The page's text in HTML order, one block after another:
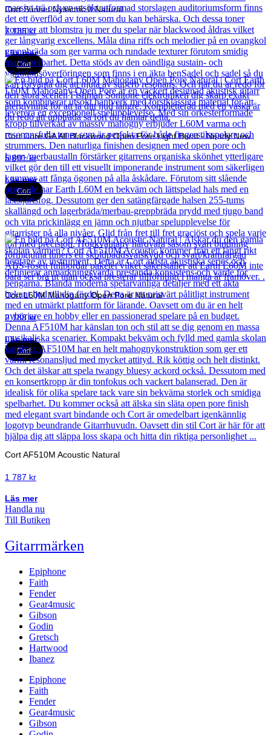
Cort Sunset Nylectric II Natural
7 135kr
Läs mer
Cort
Cort Core GA All Blackwood Open Pore Light Burst - Nearly New
5 891kr
Läs mer
Cort
Cort L60M Mahogany Open Pore Natural
2 188kr
Läs mer
Cort
Cort AF510M Acoustic Natural
1 787 kr
Läs mer
Handla nu
Till Butiken
Gitarrmärken
Epiphone
Faith
Fender
Gear4music
Gibson
Godin
Gretsch
Hartwood
Ibanez
Epiphone
Faith
Fender
Gear4music
Gibson